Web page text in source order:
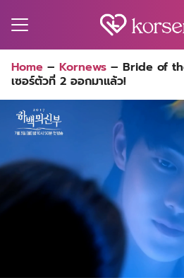
for:
Home – Kornews – Bride of
เซอร์ตัวที่ 2 ออกมาแล้ว!